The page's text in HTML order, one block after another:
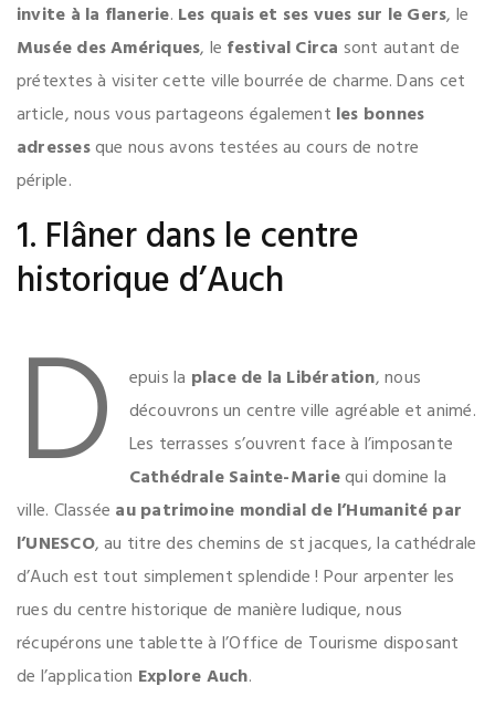
invite à la flanerie. Les quais et ses vues sur le Gers, le
Musée des Amériques, le festival Circa sont autant de
prétextes à visiter cette ville bourrée de charme. Dans cet
article, nous vous partageons également les bonnes
adressesque nous avons testées au cours de notre
périple.
1. Flâner dans le centre
historique d’Auch
D epuis la place de la Libération, nous
découvrons un centre ville agréable et animé.
Les terrasses s’ouvrent face à l’imposante
Cathédrale Sainte-Mariequi domine la
ville. Classée au patrimoine mondial de l’Humanité par
l’UNESCO, au titre des chemins de st jacques, la cathédrale
d’Auch est tout simplement splendide ! Pour arpenter les
rues du centre historique de manière ludique, nous
récupérons une tablette à l’Office de Tourisme disposant
de l’application Explore Auch.